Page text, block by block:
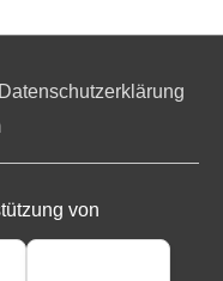
Datenschutzerklärung
von